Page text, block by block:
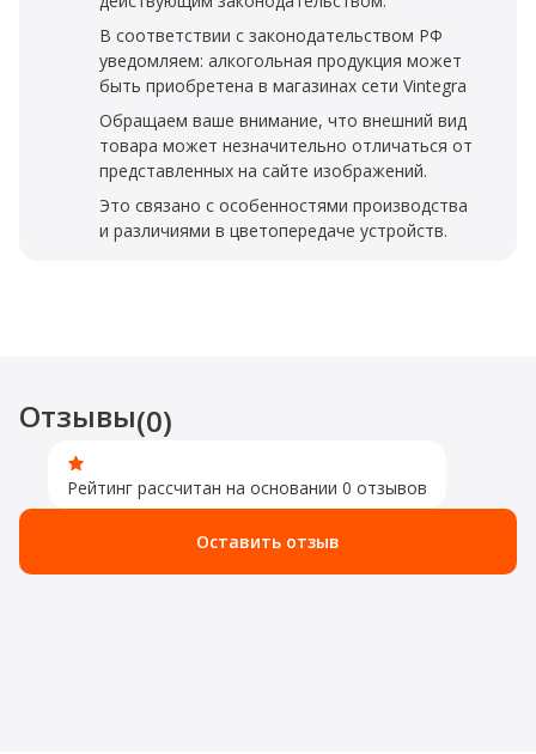
В соответствии с законодательством РФ
уведомляем: алкогольная продукция может
быть приобретена в магазинах сети Vintegra
Обращаем ваше внимание, что внешний вид
товара может незначительно отличаться от
представленных на сайте изображений.
Это связано с особенностями производства
и различиями в цветопередаче устройств.
Отзывы(0)
Рейтинг рассчитан на основании 0 отзывов
Оставить отзыв